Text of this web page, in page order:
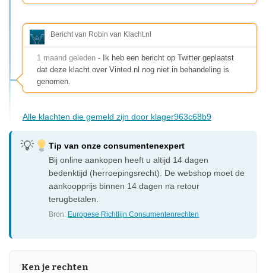
Bericht van Robin van Klacht.nl
1 maand geleden - Ik heb een bericht op Twitter geplaatst
dat deze klacht over Vinted.nl nog niet in behandeling is
genomen.
Alle klachten die gemeld zijn door klager963c68b9
Tip van onze consumentenexpert
Bij online aankopen heeft u altijd 14 dagen
bedenktijd (herroepingsrecht). De webshop moet de
aankoopprijs binnen 14 dagen na retour
terugbetalen.
Bron: Europese Richtlijn Consumentenrechten
Ken je rechten